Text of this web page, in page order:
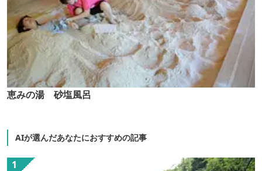
恵みの湯 砂塩風呂
AIが選んだあなたにおすすめの記事